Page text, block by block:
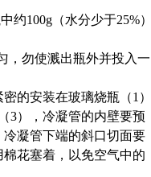
100g（水分少于25%）
，勿使溅出瓶外并投入一
的安装在玻璃烧瓶（1）
3），冷凝管的内壁要预
凝管下端的斜口切面要
花塞着，以免空气中的